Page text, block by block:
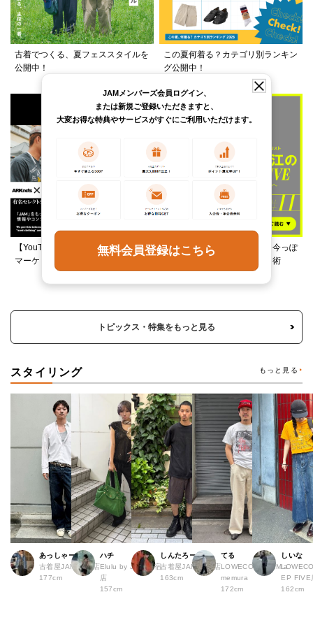
古着でつくる、夏フェススタイルを
公開中！
この夏何着る？カテゴリ別ランキン
グ公開中！
【YouTube】ARKnetsコラボ！028
マーケットで本気ショッピング
柄ワンピースは夏の切り札、今っぽ
く着るレイヤード＆ミックス術
トピックス・特集をもっと見る
スタイリング もっと見る
あっしゃー
古着屋JAM 原宿店
177cm
ハチ
Elulu by JAM 原宿
店
157cm
しんたろー
古着屋JAM 仙台店
163cm
てる
LOWECO by JAM a
memura
172cm
しいな
EP
162cm
JAMメンバーズ会員ログイン、
または新規ご登録いただきますと、
大変お得な特典やサービスがすぐにご利用いただけます。
無料会員登録はこちら